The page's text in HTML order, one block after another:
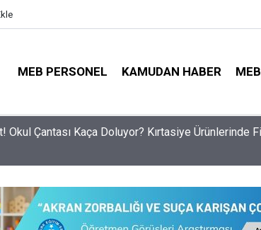
MEB PERSONEL KAMUDAN HABER MEB
Zaman Yürürlüğe Girecek? İşte Belirlenen Tarihler